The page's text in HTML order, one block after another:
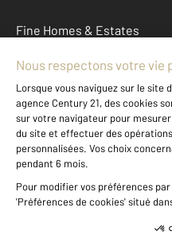
Fine Homes & Estates
À propos
International
Nous contacter